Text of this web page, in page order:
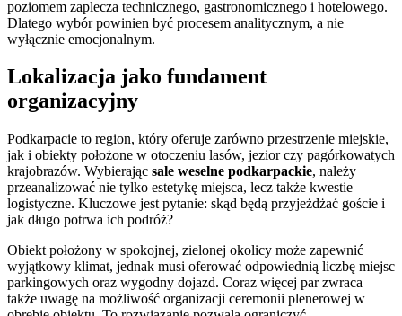
poziomem zaplecza technicznego, gastronomicznego i hotelowego.
Dlatego wybór powinien być procesem analitycznym, a nie
wyłącznie emocjonalnym.
Lokalizacja jako fundament
organizacyjny
Podkarpacie to region, który oferuje zarówno przestrzenie miejskie,
jak i obiekty położone w otoczeniu lasów, jezior czy pagórkowatych
krajobrazów. Wybierając sale weselne podkarpackie, należy
przeanalizować nie tylko estetykę miejsca, lecz także kwestie
logistyczne. Kluczowe jest pytanie: skąd będą przyjeżdżać goście i
jak długo potrwa ich podróż?
Obiekt położony w spokojnej, zielonej okolicy może zapewnić
wyjątkowy klimat, jednak musi oferować odpowiednią liczbę miejsc
parkingowych oraz wygodny dojazd. Coraz więcej par zwraca
także uwagę na możliwość organizacji ceremonii plenerowej w